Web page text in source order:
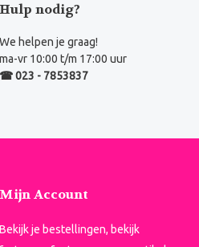
Hulp nodig?
We helpen je graag!
ma-vr 10:00 t/m 17:00 uur
☎ 023 - 7853837
Mijn Account
Bekijk je bestellingen, bekijk